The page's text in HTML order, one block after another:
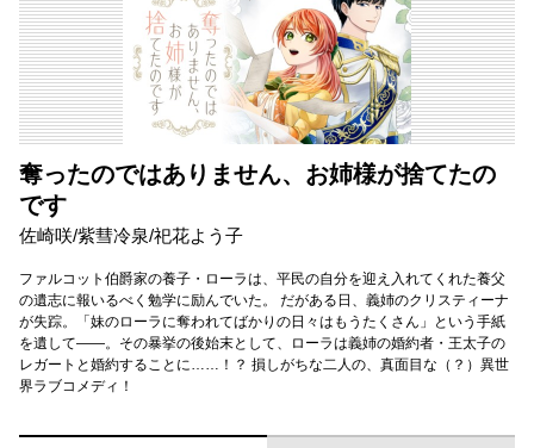
奪ったのではありません、お姉様が捨てたの
です
佐崎咲/紫彗冷泉/祀花よう子
ファルコット伯爵家の養子・ローラは、平民の自分を迎え入れてくれた養父
の遺志に報いるべく勉学に励んでいた。 だがある日、義姉のクリスティーナ
が失踪。「妹のローラに奪われてばかりの日々はもうたくさん」という手紙
を遺して――。その暴挙の後始末として、ローラは義姉の婚約者・王太子の
レガートと婚約することに……！？ 損しがちな二人の、真面目な（？）異世
界ラブコメディ！